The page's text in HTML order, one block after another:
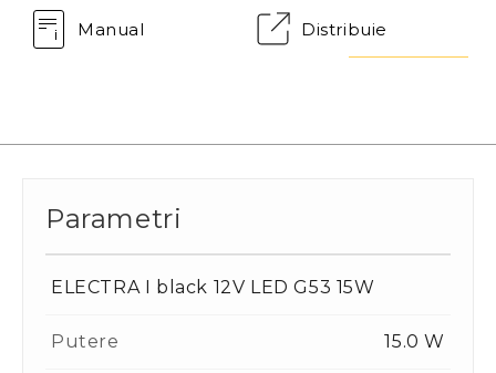
Manual Distribuie
Parametri
ELECTRA I black 12V LED G53 15W
Putere 15.0 W